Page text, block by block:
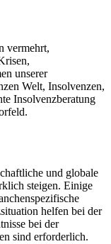
vermehrt,
unserer
Welt, Insolvenzen,
Insolvenzberatung
und globale
steigen. Einige
helfen bei der
bei der
sind erforderlich.